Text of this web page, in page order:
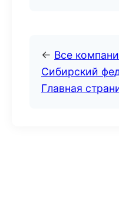
← Все
Сибирский
Главная